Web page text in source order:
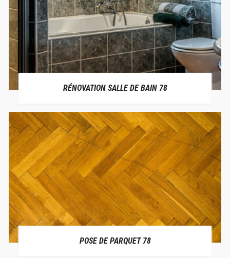
RÉNOVATION SALLE DE BAIN 78
POSE DE PARQUET 78